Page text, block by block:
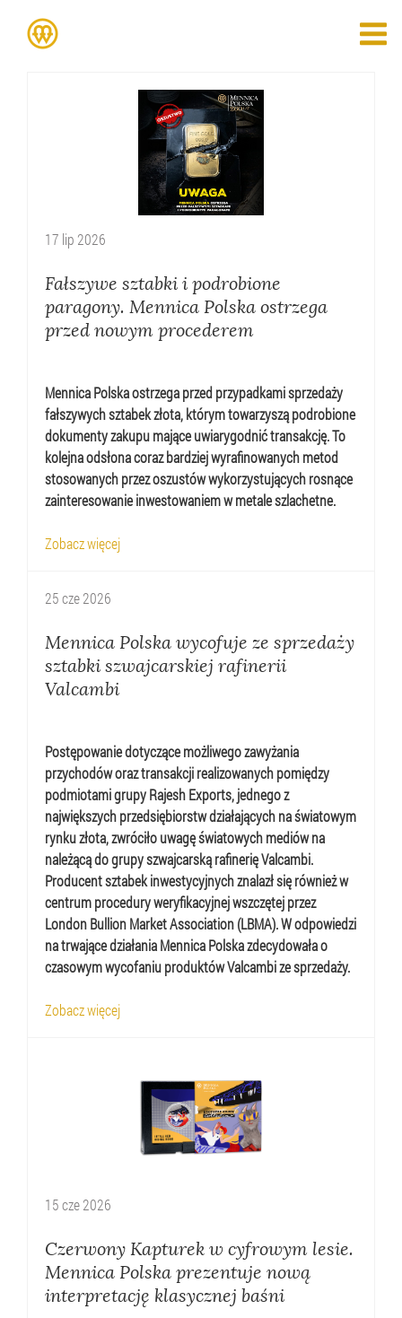
17 lip 2026
Fałszywe sztabki i podrobione
paragony. Mennica Polska ostrzega
przed nowym procederem
Mennica Polska ostrzega przed przypadkami sprzedaży
fałszywych sztabek złota, którym towarzyszą podrobione
dokumenty zakupu mające uwiarygodnić transakcję. To
kolejna odsłona coraz bardziej wyrafinowanych metod
stosowanych przez oszustów wykorzystujących rosnące
zainteresowanie inwestowaniem w metale szlachetne.
Zobacz więcej
25cze2026
Mennica Polska wycofuje ze sprzedaży
sztabki szwajcarskiej rafinerii
Valcambi
Postępowanie dotyczące możliwego zawyżania
przychodów oraz transakcji realizowanych pomiędzy
podmiotami grupy Rajesh Exports, jednego z
największych przedsiębiorstw działających na światowym
rynku złota, zwróciło uwagę światowych mediów na
należącą do grupy szwajcarską rafinerię Valcambi.
Producent sztabek inwestycyjnych znalazł się również w
centrum procedury weryfikacyjnej wszczętej przez
London Bullion Market Association (LBMA). W odpowiedzi
na trwające działania Mennica Polska zdecydowała o
czasowym wycofaniu produktów Valcambi ze sprzedaży.
Zobacz więcej
15cze2026
Czerwony Kapturek w cyfrowym lesie.
Mennica Polska prezentuje nową
interpretację klasycznej baśni